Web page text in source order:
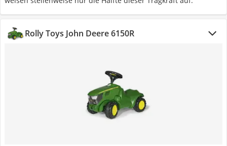
Rolly Toys John Deere 6150R